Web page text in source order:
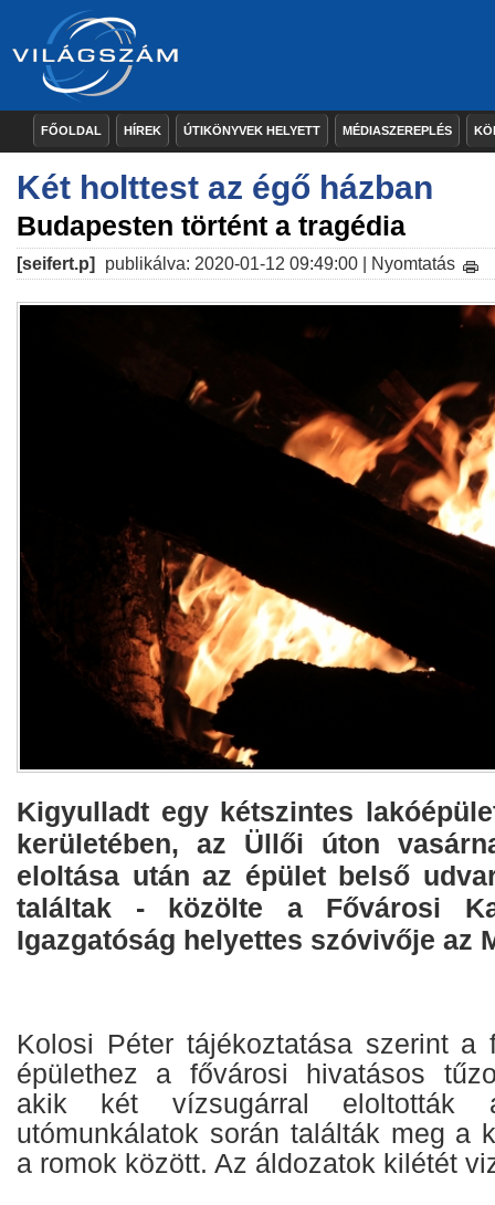
FŐOLDAL HÍREK ÚTIKÖNYVEK HELYETT MÉDIASZEREPLÉS
Két holttest az égő házban
Budapesten történt a tragédia
[seifert.p] publikálva: 2020-01-12 09:49:00 | Nyomtatás
Kigyulladt egy kétszintes
kerületében, az Üllői úton
eloltása után az épület belső
találtak - közölte a Fővárosi
Igazgatóság helyettes szóvivője az
Kolosi Péter tájékoztatása szerint a
épülethez a fővárosi hivatásos
akik két vízsugárral eloltották
utómunkálatok során találták meg a
a romok között. Az áldozatok kilétét